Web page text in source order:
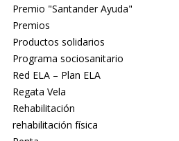
Premio "Santander Ayuda"
Premios
Productos solidarios
Programa sociosanitario
Red ELA – Plan ELA
Regata Vela
Rehabilitación
rehabilitación física